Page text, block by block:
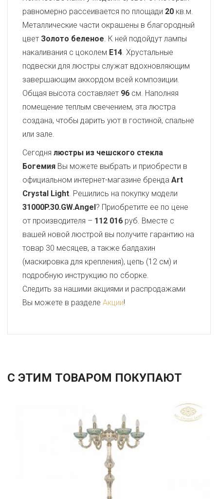
равномерно рассеивается по площади 20 кв.м.
Металлические части окрашены в благородный
цвет Золото беленое. К ней подойдут лампы
накаливания с цоколем E14. Хрустальные
подвески для люстры служат вдохновляющим
завершающим аккордом всей композиции.
Общая высота составляет 96 см. Наполняя
помещение теплым свечением, эта люстра
создана, чтобы дарить уют в гостиной, спальне
или зале.
Сегодня люстры из чешского стекла
Богемия Вы можете выбрать и приобрести в
официальном интернет-магазине бренда Art
Crystal Light. Решились на покупку модели
31000P.30.GW.Angel? Приобретите ее по цене
от производителя – 112 016 руб. Вместе с
вашей новой люстрой вы получите гарантию на
товар 30 месяцев, а также балдахин
(маскировка для крепления), цепь (12 см) и
подробную инструкцию по сборке.
Следить за нашими акциями и распродажами
Вы можете в разделе Акции!
С ЭТИМ ТОВАРОМ ПОКУПАЮТ